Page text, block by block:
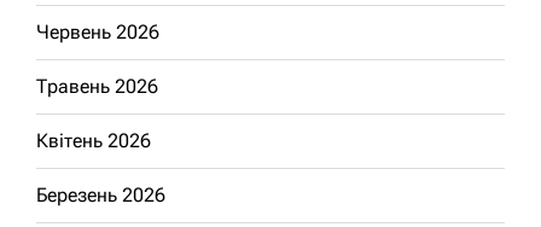
Червень 2026
Травень 2026
Квітень 2026
Березень 2026